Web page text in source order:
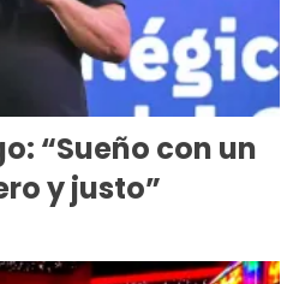
“Sueño con un
y justo”